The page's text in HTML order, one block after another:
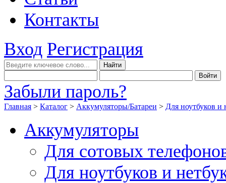
Контакты
Вход Регистрация
Забыли пароль?
Главная > Каталог > Аккумуляторы/Батареи > Для ноутбуков и
Аккумуляторы
Для сотовых
Для ноутбуков и